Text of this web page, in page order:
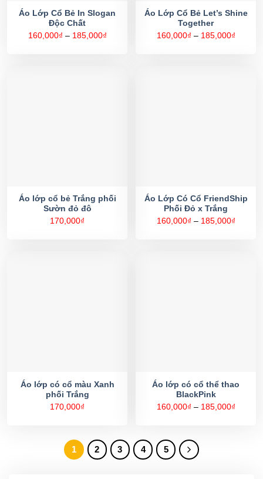
Áo Lớp Cổ Bẻ In Slogan
Độc Chất
160,000₫ – 185,000₫Khoảng
Áo Lớp Cổ Bẻ Let’s Shine
Together
160,000₫ – 185,000₫Khoảng
Áo lớp cổ bẻ Trắng phối
Sườn đỏ đô
170,000₫
Áo Lớp Có Cổ FriendShip
Phối Đỏ x Trắng
160,000₫ – 185,000₫Khoảng
Áo lớp có cổ màu Xanh
phối Trắng
170,000₫
Áo lớp có cổ thể thao
BlackPink
160,000₫ – 185,000₫Khoảng
1 2 3 4 5